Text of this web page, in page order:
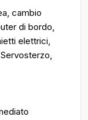
cambio
di bordo,
elettrici,